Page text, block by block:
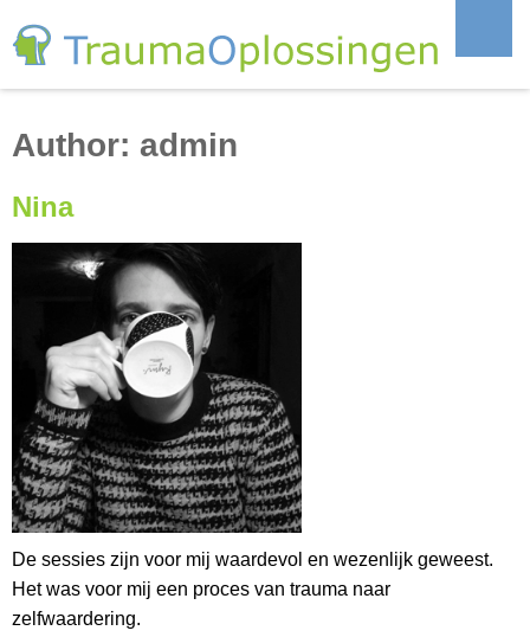
Author: admin
Nina
De sessies zijn voor mij waardevol en wezenlijk geweest.
Het was voor mij een proces van trauma naar
zelfwaardering.